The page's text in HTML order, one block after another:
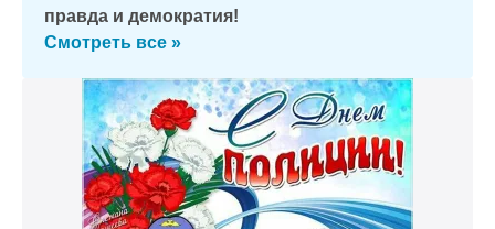
правда и демократия!
Смотреть все »